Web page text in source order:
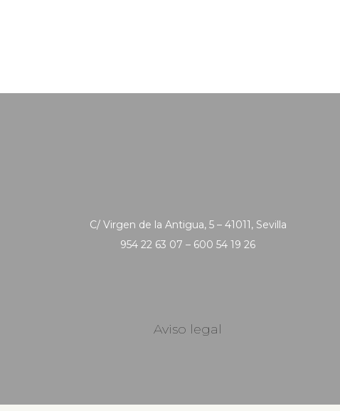
C/ Virgen de la Antigua, 5 – 41011, Sevilla
954 22 63 07 – 600 54 19 26
Aviso legal